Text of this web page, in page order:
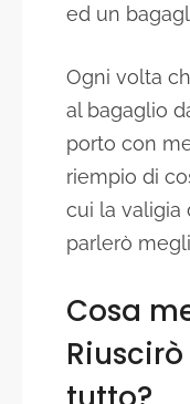
ed un
Ogni volta
al bagaglio
porto con
riempio di
cui la valigia
parlerò
Cosa